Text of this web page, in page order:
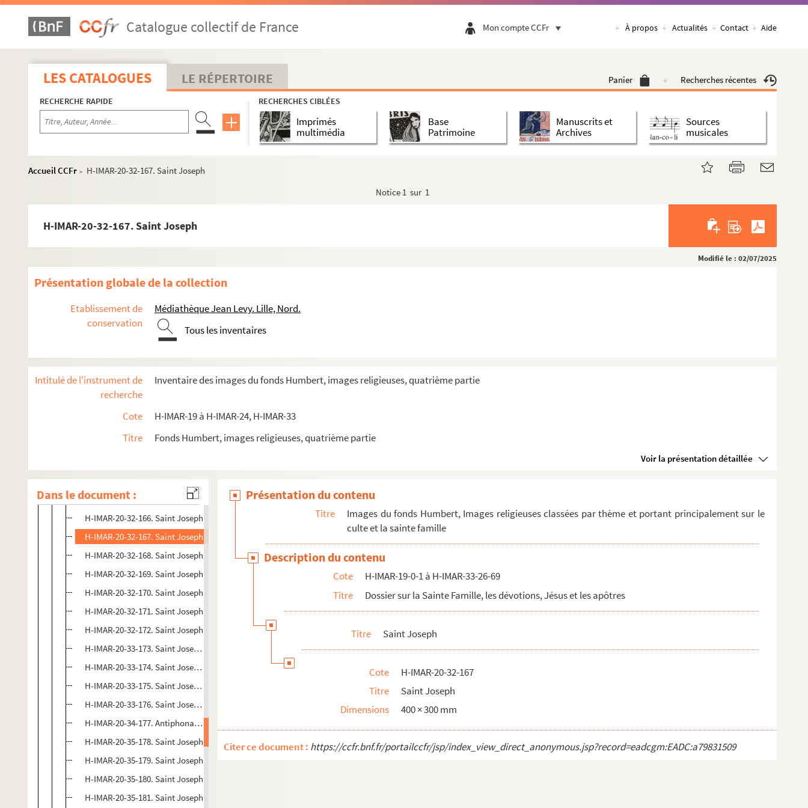
Catalogue collectif de France Mon compte CCFr À propos Actualités Contact Aide
LES CATALOGUES LE RÉPERTOIRE Panier Recherches récentes
RECHERCHE RAPIDE RECHERCHES CIBLÉES
Imprimés
multimédia
Base
Patrimoine
Manuscrits et
Archives
Sources
musicales
Accueil CCFr >
H-IMAR-20-32-167. Saint Joseph
Notice 1 sur 1
H-IMAR-20-32-167. Saint Joseph
Modifié le : 02/07/2025
Présentation globale de la collection
Etablissement de
conservation
Médiathèque Jean Levy. Lille, Nord.
Tous les inventaires
Intitulé de l'instrument de
recherche
Inventaire des images du fonds Humbert, images religieuses, quatrième partie
Cote
H-IMAR-19 à H-IMAR-24, H-IMAR-33
Titre
Fonds Humbert, images religieuses, quatrième partie
Voir la présentation détaillée
Dans le document :
H-IMAR-20-25-140. Saint Joseph
H-IMAR-20-25-141. Saint Joseph
H-IMAR-20-25-142. Saint Joseph
H-IMAR-20-25-143. Saint Joseph
H-IMAR-20-26-144. Saint Joseph
H-IMAR-20-27-145. Saint Joseph
H-IMAR-20-28-150. Saint Joseph
H-IMAR-20-28-153. Saint Joseph
H-IMAR-20-29-155. Saint Joseph
H-IMAR-20-29-156. Saint Joseph
H-IMAR-20-29-158. Saint Joseph
H-IMAR-20-29-159. Saint Joseph
H-IMAR-20-31-162. Saint Joseph
H-IMAR-20-32-164. Saint Joseph
H-IMAR-20-32-165. Saint Joseph
H-IMAR-20-32-166. Saint Joseph
H-IMAR-20-32-167. Saint Joseph
H-IMAR-20-32-168. Saint Joseph
H-IMAR-20-32-169. Saint Joseph
H-IMAR-20-32-170. Saint Joseph
H-IMAR-20-32-171. Saint Joseph
H-IMAR-20-32-172. Saint Joseph
H-IMAR-20-33-173. Saint Joseph (mort de saint Joseph)
H-IMAR-20-33-174. Saint Joseph (mort de saint Joseph)
H-IMAR-20-33-175. Saint Joseph (mort de saint Joseph)
H-IMAR-20-33-176. Saint Joseph (mort de saint Joseph)
H-IMAR-20-34-177. Antiphona, oratio saint Joseph
H-IMAR-20-35-178. Saint Joseph
H-IMAR-20-35-179. Saint Joseph
H-IMAR-20-35-180. Saint Joseph
H-IMAR-20-35-181. Saint Joseph
Présentation du contenu
Titre
Images du fonds Humbert, Images religieuses classées par thème et portant principalement sur le
culte et la sainte famille
Description du contenu
Cote
H-IMAR-19-0-1 à H-IMAR-33-26-69
Titre
Dossier sur la Sainte Famille, les dévotions, Jésus et les apôtres
Titre Saint Joseph
Cote
H-IMAR-20-32-167
Titre
Saint Joseph
Dimensions
400 × 300 mm
Citer ce document : https://ccfr.bnf.fr/portailccfr/jsp/index_view_direct_anonymous.jsp?record=eadcgm:EADC:a79831509